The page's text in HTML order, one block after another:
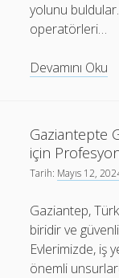
Shorts Beğeni
Twitter Gizli Sikiş
yolunu
operatörleri…
Devamını Oku
Gaziantepte
için
Tarih: Mayıs 12,
Gaziantep,
biridir ve
Evlerimizde, iş
önemli